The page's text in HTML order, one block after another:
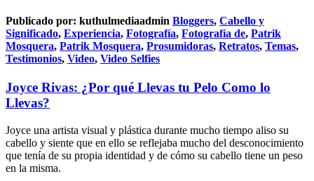
Publicado por: kuthulmediaadmin Bloggers, Cabello y
Significado, Experiencia, Fotografía, Fotografía de, Patrik
Mosquera, Patrik Mosquera, Prosumidoras, Retratos, Temas,
Testimonios, Video, Video Selfies
Joyce Rivas: ¿Por qué Llevas tu Pelo Como lo
Llevas?
Joyce una artista visual y plástica durante mucho tiempo aliso su
cabello y siente que en ello se reflejaba mucho del desconocimiento
que tenía de su propia identidad y de cómo su cabello tiene un peso
en la misma.